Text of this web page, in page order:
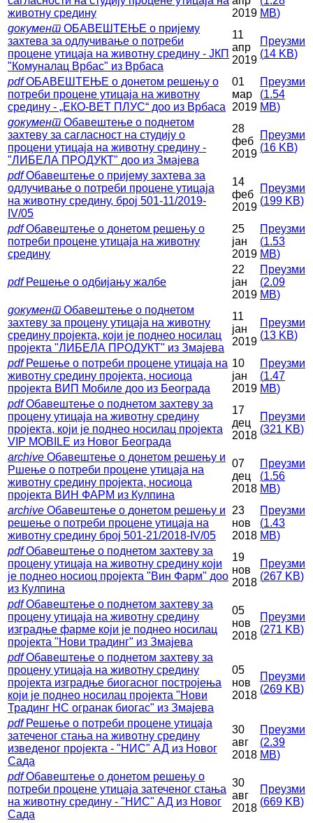
животну средину
2019 MB)
документ ОБАВЕШТЕЊЕ о пријему
захтева за одлучивање о потреби
процене утицаја на животну средину - ЈКП
"Комуналац Врбас" из Врбаса
11
апр
2019
Преузми
(14 KB)
pdf ОБАВЕШТЕЊЕ о донетом решењу о
потреби процене утицаја на животну
средину - „ЕКО-ВЕТ ПЛУС“ дoo из Врбаса
01
мар
2019
Преузми
(1.54
MB)
документ Обавештење о поднетом
захтеву за сагласност на студију о
процени утицаја на животну средину -
"ЛИБЕЛА ПРОДУКТ" доо из Змајева
28
феб
2019
Преузми
(16 KB)
pdf Обавештење о пријему захтева за
одлучивање о потреби процене утицаја
на животну средину, број 501-11/2019-
IV/05
14
феб
2019
Преузми
(199 KB)
pdf Обавештење о донетом решењу о
потреби процене утицаја на животну
средину
25
јан
2019
Преузми
(1.53
MB)
pdf Решење о одбијању жалбе
22
јан
2019
Преузми
(2.09
MB)
документ Обавештење о поднетом
захтеву за процену утицаја на животну
средину пројекта, који је поднео носилац
пројекта "ЛИБЕЛА ПРОДУКТ" из Змајева
11
јан
2019
Преузми
(13 KB)
pdf Решење о потреби процене утицаја на
животну средину пројекта, носиоца
пројекта ВИП Мобиле доо из Београда
10
јан
2019
Преузми
(1.47
MB)
pdf Обавештење о поднетом захтеву за
процену утицаја на животну средину
пројекта, који је поднео носилац пројекта
VIP MOBILE из Новог Београда
17
дец
2018
Преузми
(321 KB)
archive Обавештење о донетом решењу и
Ршење о потреби процене утицаја на
животну средину пројекта, носиоца
пројекта ВИН ФАРМ из Кулпина
07
дец
2018
Преузми
(1.56
MB)
archive Обавештење о донетом решењу и
решење о потреби процене утицаја на
животну средину број 501-21/2018-IV/05
23
нов
2018
Преузми
(1.43
MB)
pdf Обавештење о поднетом захтеву за
процену утицаја на животну средину који
је поднео носиоц пројекта "Вин Фарм" доо
из Кулпина
19
нов
2018
Преузми
(267 KB)
pdf Oбавештење о поднетом захтеву за
процену утицаја на животну средину
изградње фарме који је поднео носилац
пројекта "Нови традинг" из Змајева
05
нов
2018
Преузми
(271 KB)
pdf Обавештење о поднетом захтеву за
процену утицаја на животну средину
пројекта изградње биогасног постројења
који је поднео носилац пројекта "Нови
Традинг НС огранак биогас" из Змајева
05
нов
2018
Преузми
(269 KB)
pdf Решење о потреби процене утицаја
затеченог стања на животну средину
изведеног пројекта - "НИС" АД из Новог
Сада
30
авг
2018
Преузми
(2.39
MB)
pdf Обавештење о донетом решењу о
потреби процене утицаја затеченог стања
на животну средину - "НИС" АД из Новог
Сада
30
авг
2018
Преузми
(669 KB)